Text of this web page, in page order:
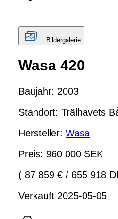
Bildergalerie
Wasa 420
Baujahr: 2003
Standort: Trälhavets
Hersteller: Wasa
Preis: 960 000 SEK
( 87 859 € / 655 918
Verkauft 2025-05-05